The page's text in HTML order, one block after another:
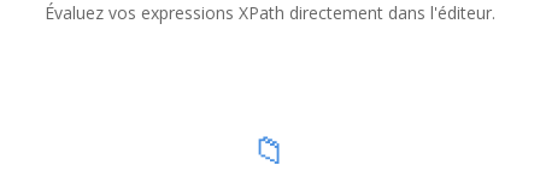
Évaluez vos expressions XPath directement dans l'éditeur.
📁